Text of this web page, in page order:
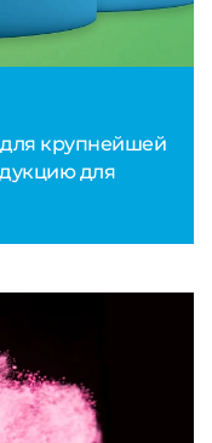
для крупнейшей
для